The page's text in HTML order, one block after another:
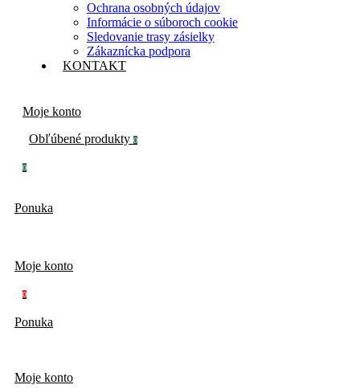
Ochrana osobných údajov
Informácie o súboroch cookie
Sledovanie trasy zásielky
Zákaznícka podpora
KONTAKT
Moje konto
Obľúbené produkty 0
0
Ponuka
Moje konto
0
Ponuka
Moje konto